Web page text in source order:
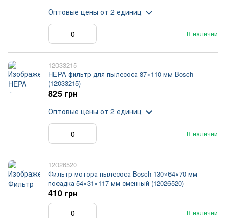
В наличии
Оптовые цены от 2 единиц
12033215
HEPA фильтр для пылесоса 87×110 мм Bosch
(12033215)
В наличии
825 грн
Оптовые цены от 2 единиц
12026520
Фильтр мотора пылесоса Bosch 130×64×70 мм
посадка 54×31×117 мм сменный (12026520)
В наличии
410 грн